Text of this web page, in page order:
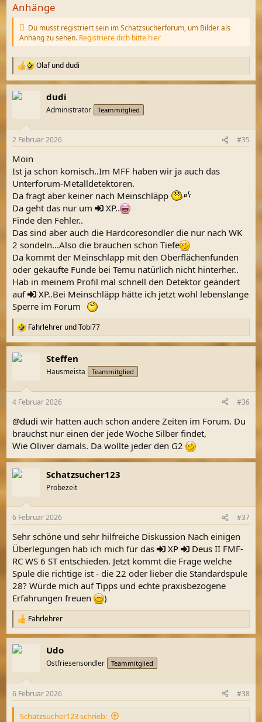
Anhänge
Du musst registriert sein im Schatzsucherforum, um Bilder als
Anhang zu sehen. Registriere dich bitte hier
R
e
a
k
e
:
Olafunddudi
dudi
Administrator Teammitglied
2 Februar 2026 #35
Moin
Ist ja schon komisch..Im MFF haben wir ja auch das
Unterforum-Metalldetektoren.
Da fragt aber keiner nach Meinschläpp
Da geht das nur um
XP..
Finde den Fehler..
Das sind aber auch die Hardcoresondler die nur nach WK
2 sondeln...Also die brauchen schon Tiefe
Da kommt der Meinschlapp mit den Oberflächenfunden
oder gekaufte Funde bei Temu natürlich nicht hinterher..
Hab in meinem Profil mal schnell den Detektor geändert
auf
XP..Bei Meinschläpp hätte ich jetzt wohl lebenslange
Sperre im Forum
R
e
a
k
e
:
Fahrlehrer undTobi77
Steffen
Hausmeista Teammitglied
4 Februar 2026 #36
@dudi wir hatten auch schon andere Zeiten im Forum. Du
brauchst nur einen der jede Woche Silber findet,
Wie Oliver damals. Da wollte jeder den G2
Schatzsucher123
Probezeit
6 Februar 2026 #37
Sehr schöne und sehr hilfreiche Diskussion Nach einigen
Überlegungen hab ich mich für das
XP Deus II FMF-
RC WS 6 ST entschieden. Jetzt kommt die Frage welche
Spule die richtige ist - die 22 oder lieber die Standardspule
28? Würde mich auf Tipps und echte praxisbezogene
Erfahrungen freuen
)
R
e
a
k
e
n
Fahrlehrer
Udo
Ostfriesensondler Teammitglied
6 Februar 2026 #38
Schatzsucher123 schrieb: